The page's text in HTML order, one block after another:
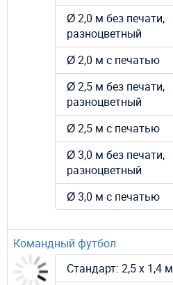
Ø 2,0 м без печати,
разноцветный
Ø 2,0 м с печатью
Ø 2,5 м без печати,
разноцветный
Ø 2,5 м с печатью
Ø 3,0 м без печати,
разноцветный
Ø 3,0 м с печатью
Командный футбол
Стандарт: 2,5 х 1,4 м